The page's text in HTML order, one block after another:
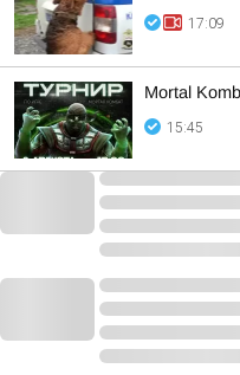
17:09
Mortal
15:45